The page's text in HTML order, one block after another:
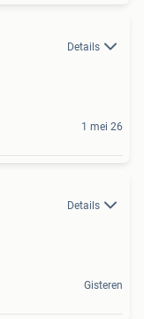
Details
1 mei 26
Details
Gisteren